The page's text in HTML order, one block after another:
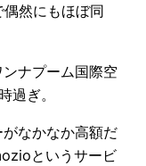
然にもほぼ同
ナプーム国際空
過ぎ。
なかなか高額だ
というサービ